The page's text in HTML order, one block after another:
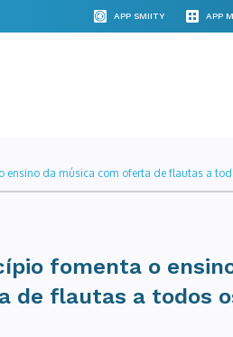
APP SMIITY APP
ensino da música com oferta de flautas a
fomenta o
de flautas a todos